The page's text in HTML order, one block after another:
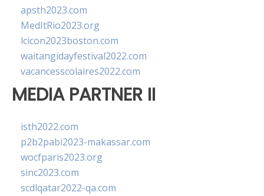
apsth2023.com
MedItRio2023.org
lcicon2023boston.com
waitangidayfestival2022.com
vacancesscolaires2022.com
MEDIA PARTNER II
isth2022.com
p2b2pabi2023-makassar.com
wocfparis2023.org
sinc2023.com
scdlqatar2022-qa.com